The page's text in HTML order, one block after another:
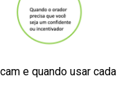
e quando usar cada